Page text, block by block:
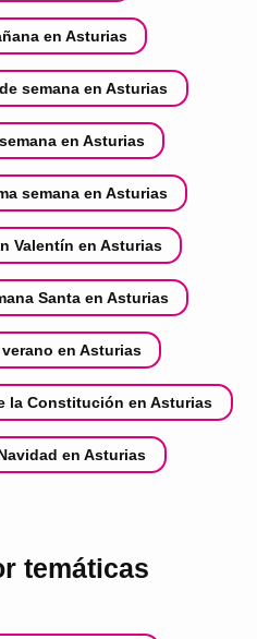
en Asturias
semana en Asturias
en Asturias
semana en Asturias
Valentín en Asturias
Santa en Asturias
en Asturias
la Constitución en Asturias
en Asturias
temáticas